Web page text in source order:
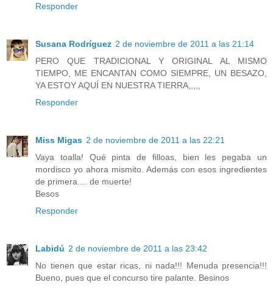
Responder
Susana Rodríguez 2 de noviembre de 2011 a las 21:14
PERO QUE TRADICIONAL Y ORIGINAL AL MISMO
TIEMPO, ME ENCANTAN COMO SIEMPRE, UN BESAZO,
YA ESTOY AQUÍ EN NUESTRA TIERRA,,,,,
Responder
Miss Migas 2 de noviembre de 2011 a las 22:21
Vaya toalla! Qué pinta de filloas, bien les pegaba un
mordisco yo ahora mismito. Además con esos ingredientes
de primera.... de muerte!
Besos
Responder
Labidú 2 de noviembre de 2011 a las 23:42
No tienen que estar ricas, ni nada!!! Menuda presencia!!!
Bueno, pues que el concurso tire palante. Besinos